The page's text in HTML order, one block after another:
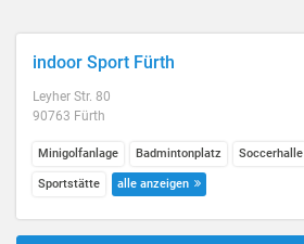
indoor Sport Fürth
Leyher Str. 80
90763 Fürth
Minigolfanlage Badmintonplatz Soccerhalle
Sportstätte alle anzeigen